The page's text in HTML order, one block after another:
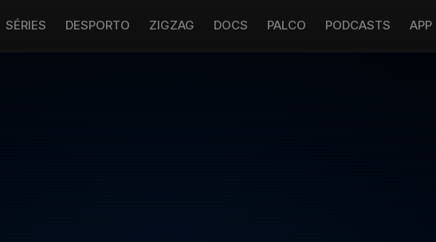
SÉRIES DESPORTO ZIGZAG DOCS PALCO PODCASTS APP